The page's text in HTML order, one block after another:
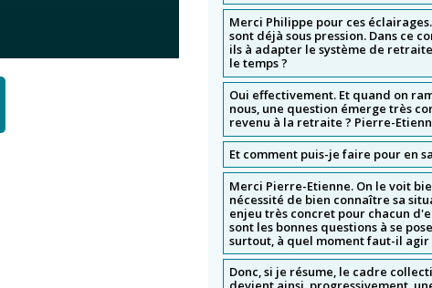
Merci Philippe pour ces
sont déjà sous pression. Dans ce
ils à adapter le système de
le temps ?
Oui effectivement. Et quand on
nous, une question émerge très
revenu à la retraite ? Pierre-
Et comment puis-je faire pour en
Merci Pierre-Etienne. On le voit
nécessité de bien connaître sa
enjeu très concret pour chacun
sont les bonnes questions à se
surtout, à quel moment faut-il agir
Donc, si je résume, le cadre